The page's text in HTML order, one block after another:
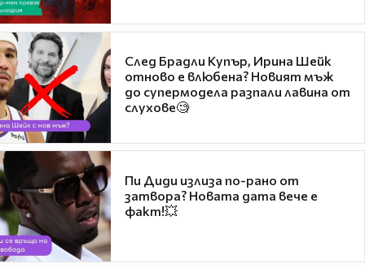
След Брадли Купър, Ирина Шейк
отново е влюбена? Новият мъж
до супермодела разпали лавина от
слухове🧐
Пи Диди излиза по-рано от
затвора? Новата дата вече е
факт!💥